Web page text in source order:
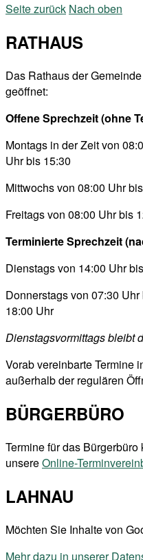
Seite zurück Nach oben
RATHAUS
Das Rathaus der
geöffnet:
Offene Sprechzeit (ohne
Montags in der Zeit von
Uhr bis 15:30
Mittwochs von 08:00 Uhr
Freitags von 08:00 Uhr bis
Terminierte Sprechzeit
Dienstags von 14:00 Uhr
Donnerstags von 07:30
18:00 Uhr
Dienstagsvormittags bleibt
Vorab vereinbarte Termine
außerhalb der regulären
BÜRGERBÜRO
Termine für das
unsereOnline-
LAHNAU
Möchten Sie Inhalte von
Mehr dazu in unserer